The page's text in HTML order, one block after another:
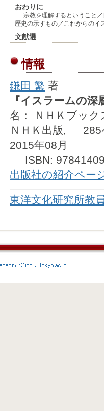
おわりに
宗教を理解するということ
歴史の示すもの／これからのイ
文献選
情報
鎌田 繁 著
『イスラームの
名： ＮＨＫブック
ＮＨＫ出版, 285
2015年08月
ISBN:
出版社の紹介ペー
東洋文化研究所教